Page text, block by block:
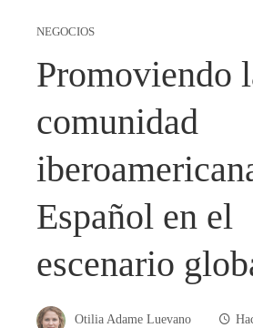
NEGOCIOS
Promoviendo
comunidad
Español en el
escenario
Otilia Adame Luevano